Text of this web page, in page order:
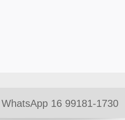
16 99181-1730